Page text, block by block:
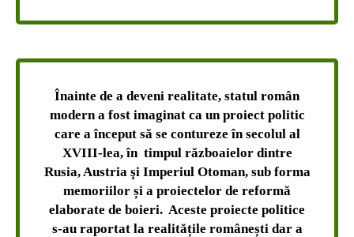
Înainte de a deveni realitate, statul român
modern a fost imaginat ca un proiect politic
care a început să se contureze în secolul al
XVIII-lea, în timpul războaielor dintre
Rusia, Austria şi Imperiul Otoman, sub forma
memoriilor și a proiectelor de reformă
elaborate de boieri. Aceste proiecte politice
s-au raportat la realitățile românești dar a